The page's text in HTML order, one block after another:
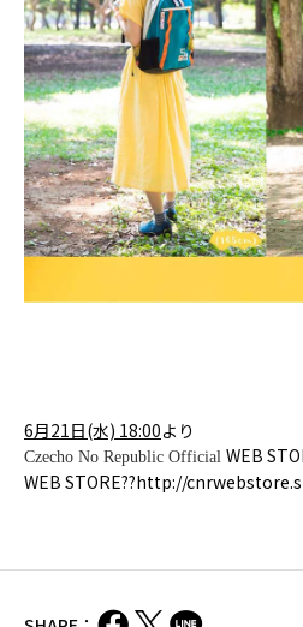
6月21日(水) 18:00より
Czecho No Republic Official WEB
WEB STORE??http://